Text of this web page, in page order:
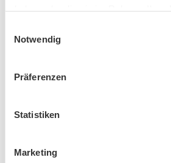
Notwendig
Präferenzen
Statistiken
Marketing
Änderung! Aschauer Runde: